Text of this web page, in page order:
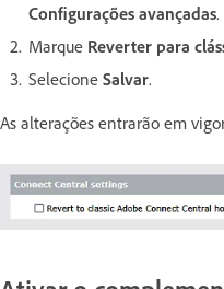
Configurações avançadas.
Marque Reverter para
Selecione Salvar.
As alterações entrarão em